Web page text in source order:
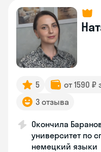
5 от 1590 ₽
3 отзыва
Окончила
университет по
немецкий языки